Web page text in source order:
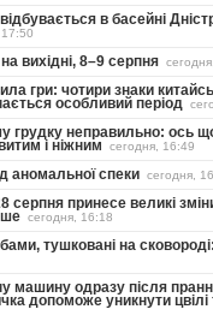
в басейні
на вихідні, 8–9 серпня
гри: чотири знаки
особливий період
грудку неправильно: ось
і ніжним сегодня, 16:49
аномальної спеки сегодня,
серпня принесе великі
сегодня, 16:18
тушковані на
машину одразу після
допоможе уникнути